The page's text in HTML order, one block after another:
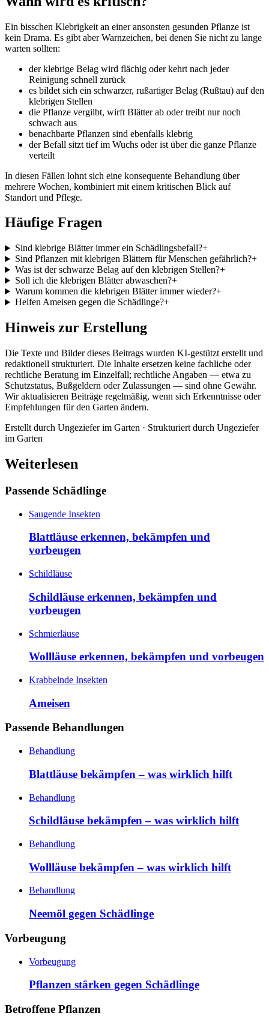
Ein bisschen Klebrigkeit an einer ansonsten gesunden Pflanze ist
kein Drama. Es gibt aber Warnzeichen, bei denen Sie nicht zu lange
warten sollten:
der klebrige Belag wird flächig oder kehrt nach jeder
Reinigung schnell zurück
es bildet sich ein schwarzer, rußartiger Belag (Rußtau) auf den
klebrigen Stellen
die Pflanze vergilbt, wirft Blätter ab oder treibt nur noch
schwach aus
benachbarte Pflanzen sind ebenfalls klebrig
der Befall sitzt tief im Wuchs oder ist über die ganze Pflanze
verteilt
In diesen Fällen lohnt sich eine konsequente Behandlung über
mehrere Wochen, kombiniert mit einem kritischen Blick auf
Standort und Pflege.
Häufige Fragen
Sind klebrige Blätter immer ein Schädlingsbefall?+
Sind Pflanzen mit klebrigen Blättern für Menschen gefährlich?+
Was ist der schwarze Belag auf den klebrigen Stellen?+
Soll ich die klebrigen Blätter abwaschen?+
Warum kommen die klebrigen Blätter immer wieder?+
Helfen Ameisen gegen die Schädlinge?+
Hinweis zur Erstellung
Die Texte und Bilder dieses Beitrags wurden KI-gestützt erstellt und
redaktionell strukturiert. Die Inhalte ersetzen keine fachliche oder
rechtliche Beratung im Einzelfall; rechtliche Angaben — etwa zu
Schutzstatus, Bußgeldern oder Zulassungen — sind ohne Gewähr.
Wir aktualisieren Beiträge regelmäßig, wenn sich Erkenntnisse oder
Empfehlungen für den Garten ändern.
Erstellt durch Ungeziefer im Garten · Strukturiert durch Ungeziefer
im Garten
Weiterlesen
Passende Schädlinge
Saugende Insekten
Blattläuse erkennen, bekämpfen und
vorbeugen
Schildläuse
Schildläuse erkennen, bekämpfen und
vorbeugen
Schmierläuse
Wollläuse erkennen, bekämpfen und vorbeugen
Krabbelnde Insekten
Ameisen
Passende Behandlungen
Behandlung
Blattläuse bekämpfen – was wirklich hilft
Behandlung
Schildläuse bekämpfen – was wirklich hilft
Behandlung
Wollläuse bekämpfen – was wirklich hilft
Behandlung
Neemöl gegen Schädlinge
Vorbeugung
Vorbeugung
Pflanzen stärken gegen Schädlinge
Betroffene Pflanzen